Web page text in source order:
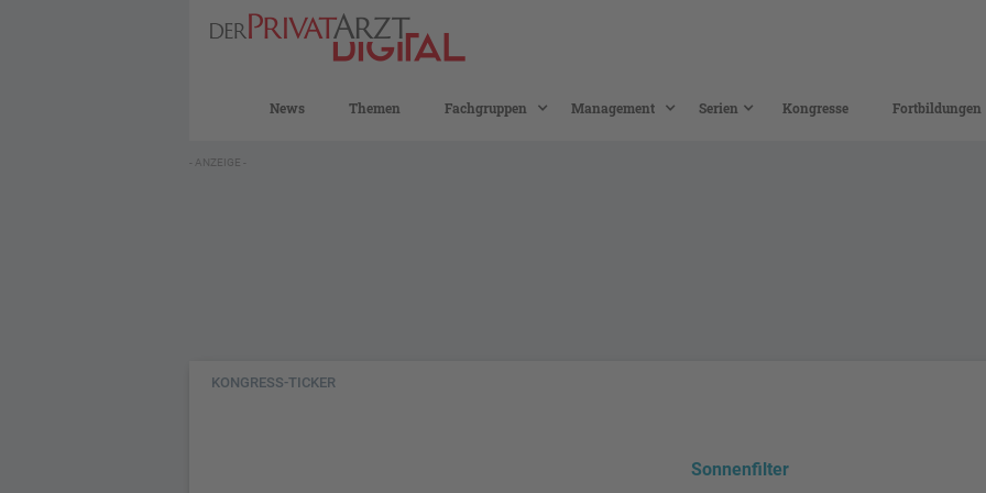
News Themen Fachgruppen Management Serien Kongresse Fortbildungen
- ANZEIGE -
KONGRESS-TICKER
Sonnenfilter